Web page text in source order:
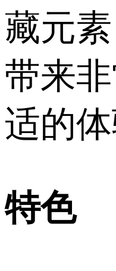
藏元
带来
适的体
特色